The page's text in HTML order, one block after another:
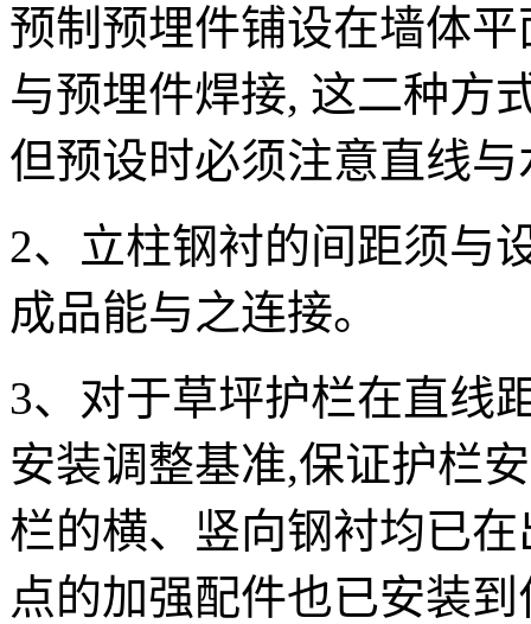
预制预埋件铺设在墙体
与预埋件焊接, 这二种方
但预设时必须注意直线
2、立柱钢衬的间距须与
成品能与之连接。
3、对于草坪护栏在直线
安装调整基准,保证护栏
栏的横、竖向钢衬均已
点的加强配件也已安装